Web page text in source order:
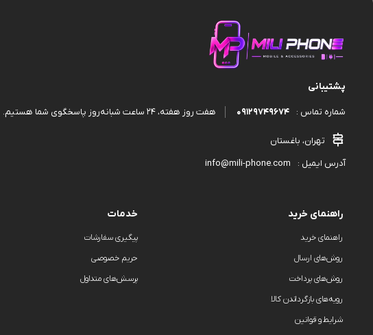
پشتیبانی
شماره تماس : 09129749674 هفت روز هفته، ۲۴ ساعت شبانه‌روز پاسخگوی شما هستیم.
تهران، باغستان
آدرس ایمیل :
info@mili-phone.com
راهنمای خرید
راهنمای خرید
روش‌های ارسال
روش‌های پرداخت
رویه‌های بازگرداندن کالا
شرایط و قوانین
خدمات
پیگیری سفارشات
حریم خصوصی
پرسش‌های متداول